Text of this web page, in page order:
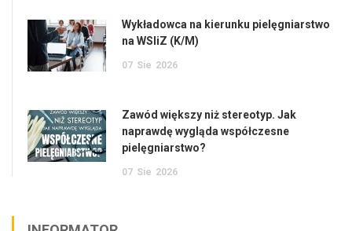
Wykładowca na kierunku pielęgniarstwo
na WSIiZ (K/M)
07 Sie 2026
Zawód większy niż stereotyp. Jak
naprawdę wygląda współczesne
pielęgniarstwo?
07 Sie 2026